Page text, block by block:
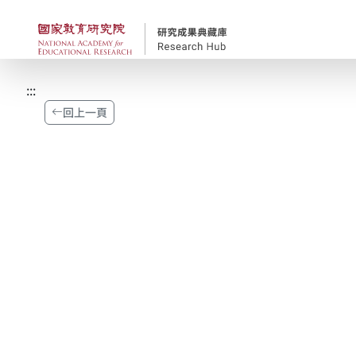
跳到主要內容國家教育研究院-研究
:::
回上一頁